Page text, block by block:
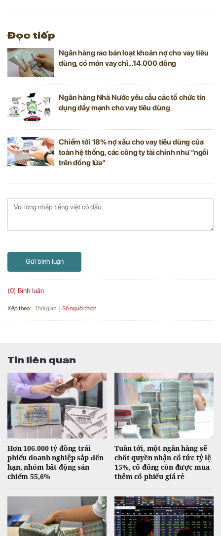
Đọc tiếp
Ngân hàng rao bán loạt khoản nợ cho vay tiêu
dùng, có món vay chỉ…14.000 đồng
Ngân hàng Nhà Nước yêu cầu các tổ chức tín
dụng đẩy mạnh cho vay tiêu dùng
Chiếm tới 18% nợ xấu cho vay tiêu dùng của
toàn hệ thống, các công ty tài chính như “ngồi
trên đống lửa"
Gửi bình luận
(0) Bình luận
Xếp theo: Thời gian Số người thích
Tin liên quan
Hơn 106.000 tỷ đồng trái
phiếu doanh nghiệp sắp đến
hạn, nhóm bất động sản
chiếm 55,6%
Tuần tới, một ngân hàng sẽ
chốt quyền nhận cổ tức tỷ lệ
15%, cổ đông còn được mua
thêm cổ phiếu giá rẻ